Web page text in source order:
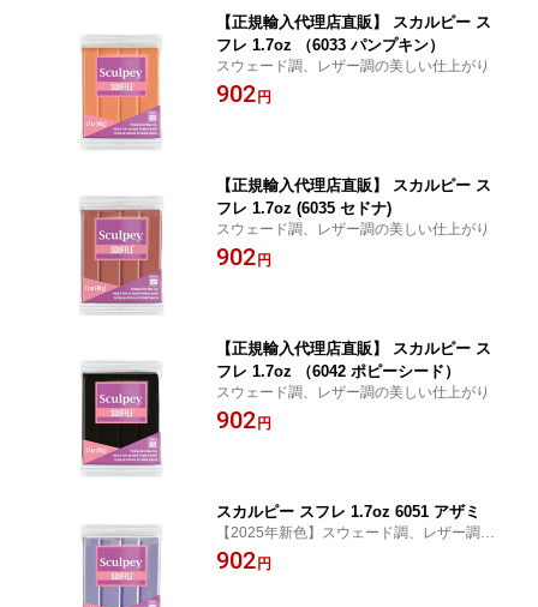
【正規輸入代理店直販】 スカルピー ス
フレ 1.7oz （6033 パンプキン）
スウェード調、レザー調の美しい仕上がり
902 円
【正規輸入代理店直販】 スカルピー ス
フレ 1.7oz (6035 セドナ)
スウェード調、レザー調の美しい仕上がり
902 円
【正規輸入代理店直販】 スカルピー ス
フレ 1.7oz （6042 ポピーシード）
スウェード調、レザー調の美しい仕上がり
902 円
スカルピー スフレ 1.7oz 6051 アザミ
【2025年新色】スウェード調、レザー調の
美しい仕上がり
902 円